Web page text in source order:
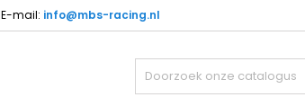
E-mail: info@mbs-racing.nl